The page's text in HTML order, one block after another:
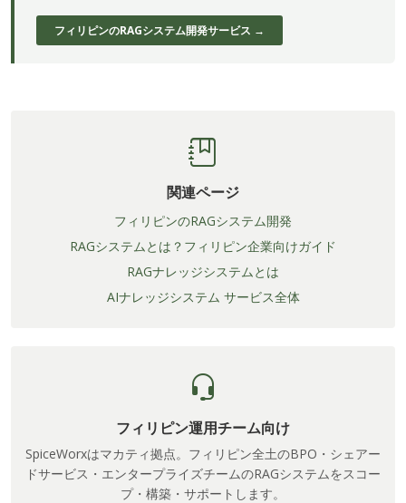
フィリピンのRAGシステム開発サービス →
関連ページ
フィリピンのRAGシステム開発
RAGシステムとは？フィリピン企業向けガイド
RAGナレッジシステムとは
AIナレッジシステム サービス全体
フィリピン運用チーム向け
SpiceWorxはマカティ拠点。フィリピン全土のBPO・シェアー
ドサービス・エンタープライズチームのRAGシステムをスコー
プ・構築・サポートします。